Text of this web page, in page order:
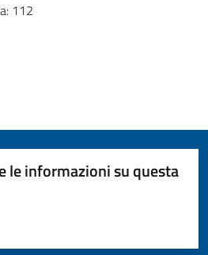
112
le informazioni su questa
stelle su 5
su 5
5